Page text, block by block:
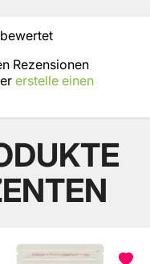
Rezensionen
erstelle einen